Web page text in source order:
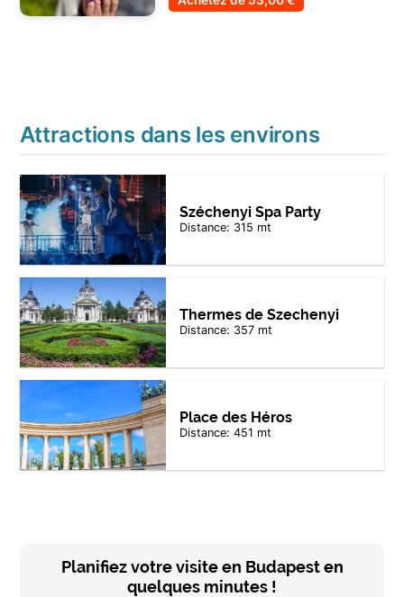
Attractions dans les environs
Széchenyi Spa Party
Distance: 315 mt
Thermes de Szechenyi
Distance: 357 mt
Place des Héros
Distance: 451 mt
Planifiez votre visite en Budapest en
quelques minutes !